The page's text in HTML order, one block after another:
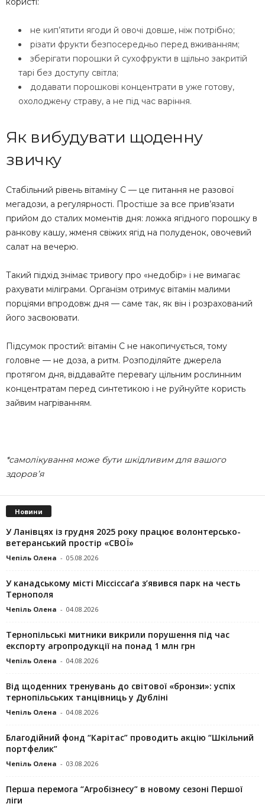
не кип’ятити ягоди й овочі довше, ніж потрібно;
різати фрукти безпосередньо перед вживанням;
зберігати порошки й сухофрукти в щільно закритій
тарі без доступу світла;
додавати порошкові концентрати в уже готову,
охолоджену страву, а не під час варіння.
Як вибудувати щоденну
звичку
Стабільний рівень вітаміну C — це питання не разової
мегадози, а регулярності. Простіше за все прив’язати
прийом до сталих моментів дня: ложка ягідного порошку в
ранкову кашу, жменя свіжих ягід на полуденок, овочевий
салат на вечерю.
Такий підхід знімає тривогу про «недобір» і не вимагає
рахувати міліграми. Організм отримує вітамін малими
порціями впродовж дня — саме так, як він і розрахований
його засвоювати.
Підсумок простий: вітамін C не накопичується, тому
головне — не доза, а ритм. Розподіляйте джерела
протягом дня, віддавайте перевагу цільним рослинним
концентратам перед синтетикою і не руйнуйте користь
зайвим нагріванням.
*самолікування може бути шкідливим для вашого
здоров’я
Новини
У Ланівцях із грудня 2025 року працює волонтерсько-
ветеранський простір «СВОЇ»
Чепіль Олена - 05.08.2026
У канадському місті Міссіссаґа з’явився парк на честь
Тернополя
Чепіль Олена - 04.08.2026
Тернопільські митники викрили порушення під час
експорту агропродукції на понад 1 млн грн
Чепіль Олена - 04.08.2026
Від щоденних тренувань до світової «бронзи»: успіх
тернопільських танцівниць у Дубліні
Чепіль Олена - 04.08.2026
Благодійний фонд “Карітас” проводить акцію “Шкільний
портфелик”
Чепіль Олена - 03.08.2026
Перша перемога “Агробізнесу” в новому сезоні Першої
ліги